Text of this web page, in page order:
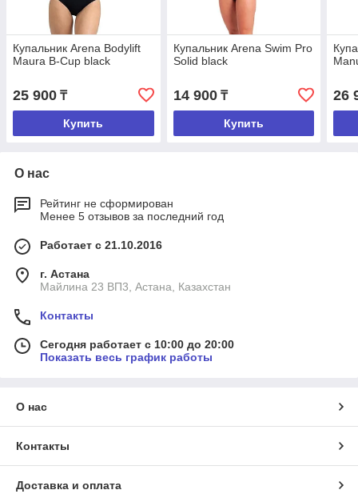
Купальник Arena Bodylift
Maura B-Cup black
25 900 ₸
Купить
Купальник Arena Swim Pro
Solid black
14 900₸
Купить
26
О нас
Рейтинг не сформирован
Менее 5 отзывов за последний год
Работает с 21.10.2016
г. Астана
Майлина 23 ВП3, Астана, Казахстан
Контакты
Сегодня работает с 10:00 до 20:00
Показать весь график работы
О нас
Контакты
Доставка и оплата